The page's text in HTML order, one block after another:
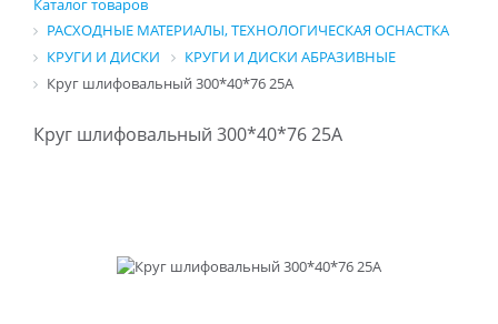
РАСХОДНЫЕ МАТЕРИАЛЫ, ТЕХНОЛОГИЧЕСКАЯ ОСНАСТКА
КРУГИ И ДИСКИ
КРУГИ И ДИСКИ АБРАЗИВНЫЕ
Круг шлифовальный 300*40*76 25А
Круг шлифовальный 300*40*76 25А